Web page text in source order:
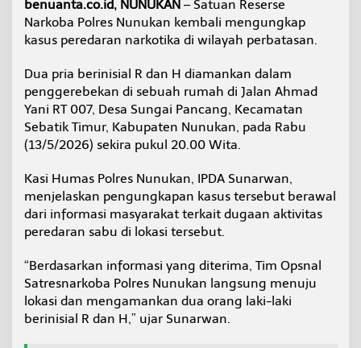
s
i
,
a
r
a
n
g
t
i
7
G
m
S
i
a
p
benuanta.co.id, NUNUKAN – Satuan Reserse
Narkoba Polres Nunukan kembali mengungkap
kasus peredaran narkotika di wilayah perbatasan.
Dua pria berinisial R dan H diamankan dalam
penggerebekan di sebuah rumah di Jalan Ahmad
Yani RT 007, Desa Sungai Pancang, Kecamatan
Sebatik Timur, Kabupaten Nunukan, pada Rabu
(13/5/2026) sekira pukul 20.00 Wita.
Kasi Humas Polres Nunukan, IPDA Sunarwan,
menjelaskan pengungkapan kasus tersebut berawal
dari informasi masyarakat terkait dugaan aktivitas
peredaran sabu di lokasi tersebut.
“Berdasarkan informasi yang diterima, Tim Opsnal
Satresnarkoba Polres Nunukan langsung menuju
lokasi dan mengamankan dua orang laki-laki
berinisial R dan H,” ujar Sunarwan.